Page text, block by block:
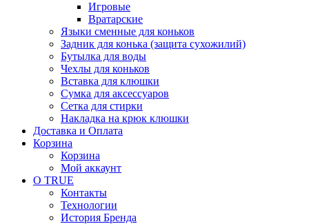
Игровые
Вратарские
Языки сменные для коньков
Задник для конька (защита сухожилий)
Бутылка для воды
Чехлы для коньков
Вставка для клюшки
Сумка для аксессуаров
Сетка для стирки
Накладка на крюк клюшки
Доставка и Оплата
Корзина
Корзина
Мой аккаунт
О TRUE
Контакты
Технологии
История Бренда